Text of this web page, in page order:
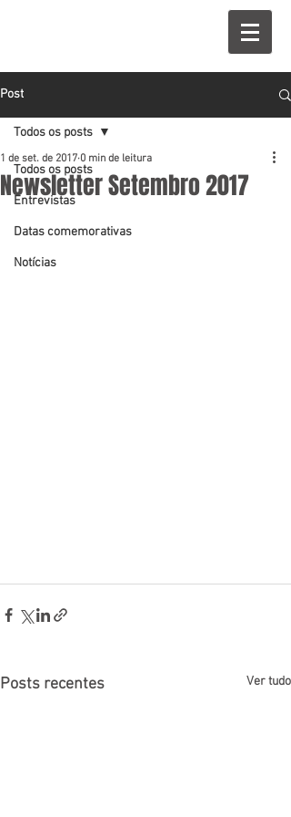
Post
Todos os posts
Entrevistas
Datas comemorativas
Notícias
Todos os posts
Newsletter Setembro 2017
1 de set. de 2017 0 min de leitura
Posts recentes Ver tudo